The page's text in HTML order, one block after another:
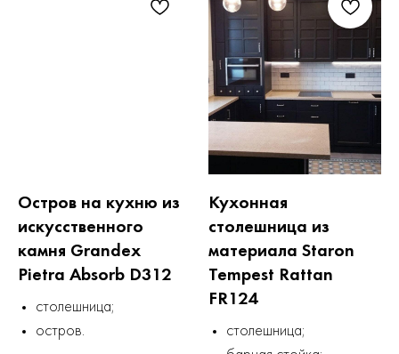
Остров на кухню из
искусственного
камня Grandex
Pietra Absorb D312
столешница;
остров.
Кухонная
столешница из
материала Staron
Tempest Rattan
FR124
столешница;